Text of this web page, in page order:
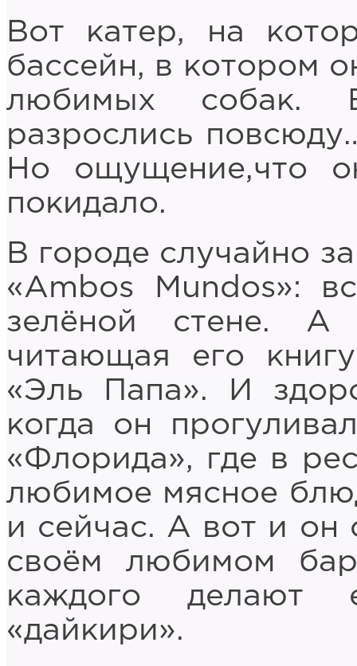
Вот катер, на
бассейн, в котором
любимых собак.
разрослись
Но ощущение,что
покидало.
В городе случайно
«Ambos Mundos»:
зелёной стене.
читающая его
«Эль Папа». И
когда он
«Флорида», где в
любимое мясное
и сейчас. А вот и он
своём любимом
каждого делают
«дайкири».